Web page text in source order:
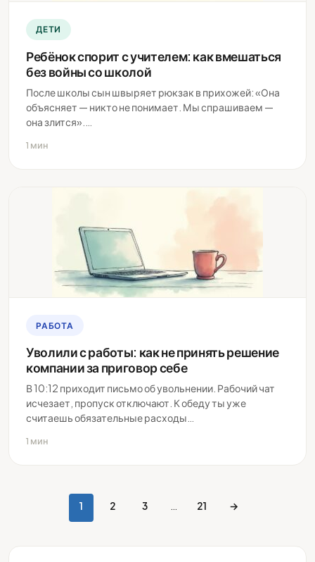
ДЕТИ
Ребёнок спорит с учителем: как вмешаться
без войны со школой
После школы сын швыряет рюкзак в прихожей: «Она
объясняет — никто не понимает. Мы спрашиваем —
она злится».…
1 мин
РАБОТА
Уволили с работы: как не принять решение
компании за приговор себе
В 10:12 приходит письмо об увольнении. Рабочий чат
исчезает, пропуск отключают. К обеду ты уже
считаешь обязательные расходы…
1 мин
записей
1 2 3 21 →